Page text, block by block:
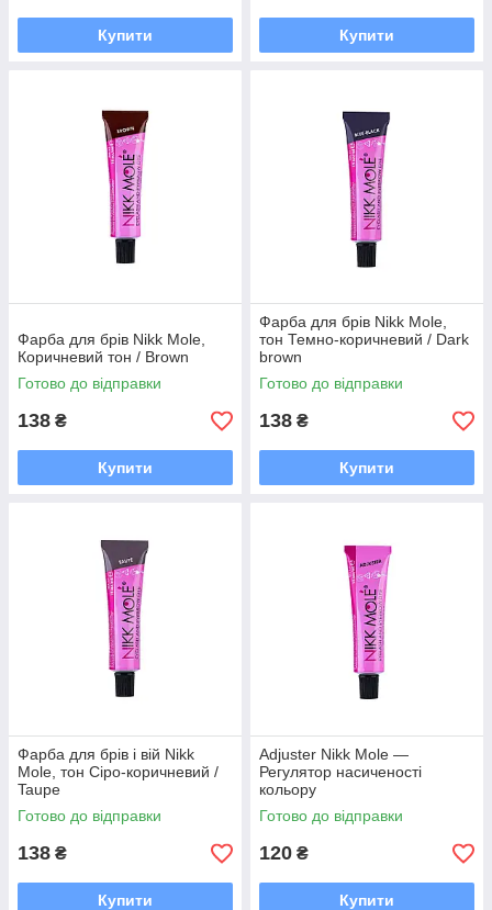
Купити Купити
Фарба для брів Nikk Mole,
Коричневий тон / Brown
Готово до відправки
138 ₴
Купити
Фарба для брів Nikk Mole,
тон Темно-коричневий / Dark
brown
Готово до відправки
138 ₴
Купити
Фарба для брів і вій Nikk
Mole, тон Сіро-коричневий /
Taupe
Готово до відправки
138 ₴
Купити
Adjuster Nikk Mole —
Регулятор насиченості
кольору
Готово до відправки
120 ₴
Купити